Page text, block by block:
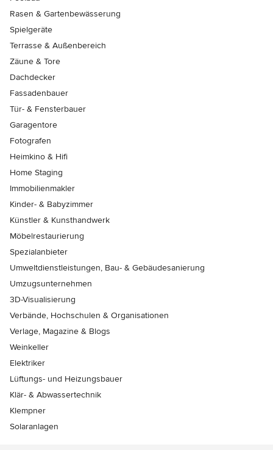
Rasen & Gartenbewässerung
Spielgeräte
Terrasse & Außenbereich
Zäune & Tore
Dachdecker
Fassadenbauer
Tür- & Fensterbauer
Garagentore
Fotografen
Heimkino & Hifi
Home Staging
Immobilienmakler
Kinder- & Babyzimmer
Künstler & Kunsthandwerk
Möbelrestaurierung
Spezialanbieter
Umweltdienstleistungen, Bau- & Gebäudesanierung
Umzugsunternehmen
3D-Visualisierung
Verbände, Hochschulen & Organisationen
Verlage, Magazine & Blogs
Weinkeller
Elektriker
Lüftungs- und Heizungsbauer
Klär- & Abwassertechnik
Klempner
Solaranlagen